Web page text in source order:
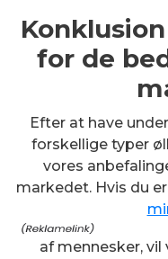
for de
Efter at have
forskellige typer
vores
markedet. Hvis du
af mennesker, vil